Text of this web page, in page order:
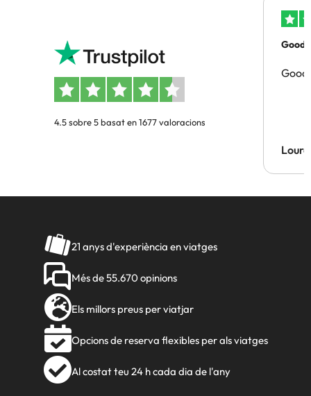
4.5 sobre 5 basat en 1677 valoracions
Good
Good
21 anys d'experiència en viatges
Més de 55.670 opinions
Els millors preus per viatjar
Opcions de reserva flexibles per als viatges
Al costat teu 24 h cada dia de l'any